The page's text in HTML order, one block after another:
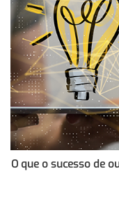
O que o sucesso de